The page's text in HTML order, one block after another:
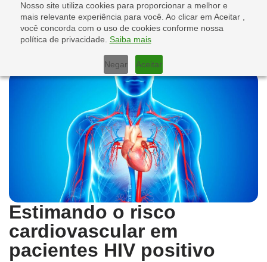
Nosso site utiliza cookies para proporcionar a melhor e
mais relevante experiência para você. Ao clicar em Aceitar ,
você concorda com o uso de cookies conforme nossa
política de privacidade. Saiba mais
Negar Aceitar
Estimando o risco
cardiovascular em
pacientes HIV positivo